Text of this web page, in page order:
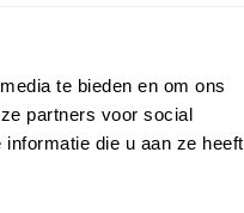
te bieden en om ons
partners voor social
die u aan ze heeft